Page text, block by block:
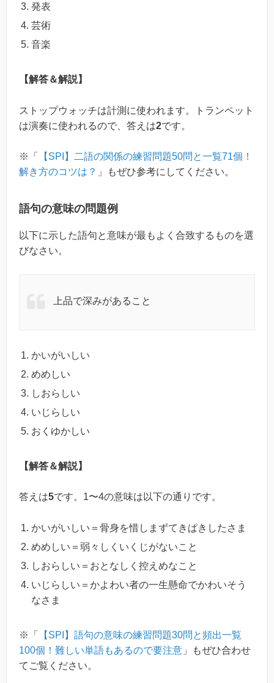
発表
芸術
音楽
【解答＆解説】
ストップウォッチは計測に使われます。トランペット
は演奏に使われるので、答えは2です。
※「
【SPI】二語の関係の練習問題50問と一覧71個！
解き方のコツは？ 」もぜひ参考にしてください。
語句の意味の問題例
以下に示した語句と意味が最もよく合致するものを選
びなさい。
上品で深みがあること
かいがいしい
めめしい
しおらしい
いじらしい
おくゆかしい
【解答＆解説】
答えは5です。1〜4の意味は以下の通りです。
かいがいしい＝骨身を惜しまずてきぱきしたさま
めめしい＝弱々しくいくじがないこと
しおらしい＝おとなしく控えめなこと
いじらしい＝かよわい者の一生懸命でかわいそう
なさま
※「
【SPI】語句の意味の練習問題30問と頻出一覧
100個！難しい単語もあるので要注意 」もぜひ合わせ
てご覧ください。